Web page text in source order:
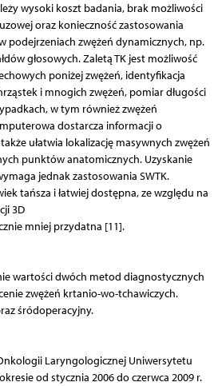
wysoki koszt badania, brak możliwości
oraz konieczność zastosowania
podejrzeniach zwężeń dynamicznych, np.
głosowych. Zaletą TK jest możliwość
poniżej zwężeń, identyfikacja
i mnogich zwężeń, pomiar długości
w tym również zwężeń
dostarcza informacji o
ułatwia lokalizację masywnych zwężeń
punktów anatomicznych. Uzyskanie
jednak zastosowania SWTK.
tańsza i łatwiej dostępna, ze względu na
3D
mniej przydatna [11].
wartości dwóch metod diagnostycznych
zwężeń krtanio-wo-tchawiczych.
śródoperacyjny.
Laryngologicznej Uniwersytetu
od stycznia 2006 do czerwca 2009 r.